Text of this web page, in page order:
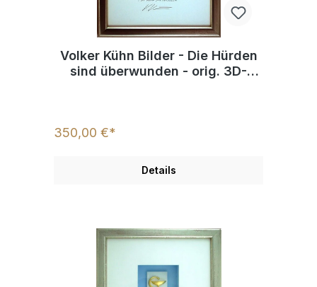
Volker Kühn Bilder - Die Hürden
sind überwunden - orig. 3D-
350,00 €*
Details